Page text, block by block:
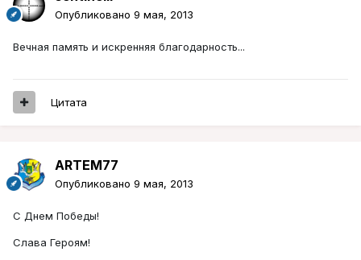
Опубликовано 9 мая, 2013
Вечная память и искренняя благодарность...
Цитата
ARTEM77
Опубликовано 9 мая, 2013
С Днем Победы!
Слава Героям!